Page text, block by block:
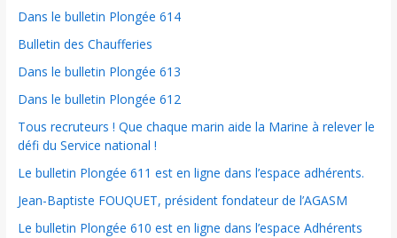
Dans le bulletin Plongée 614
Bulletin des Chaufferies
Dans le bulletin Plongée 613
Dans le bulletin Plongée 612
Tous recruteurs ! Que chaque marin aide la Marine à relever le
défi du Service national !
Le bulletin Plongée 611 est en ligne dans l’espace adhérents.
Jean-Baptiste FOUQUET, président fondateur de l’AGASM
Le bulletin Plongée 610 est en ligne dans l’espace Adhérents